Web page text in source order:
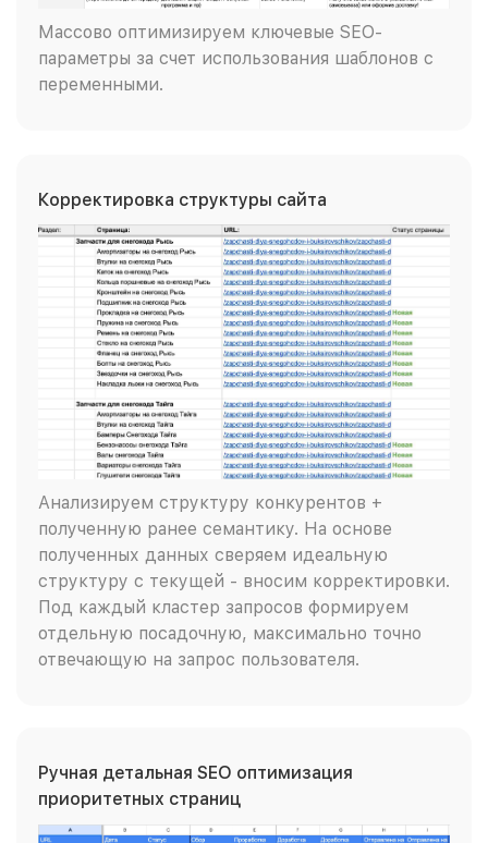
Массово оптимизируем ключевые SEO-
параметры за счет использования шаблонов с
переменными.
Корректировка структуры сайта
Анализируем структуру конкурентов +
полученную ранее семантику. На основе
полученных данных сверяем идеальную
структуру с текущей - вносим корректировки.
Под каждый кластер запросов формируем
отдельную посадочную, максимально точно
отвечающую на запрос пользователя.
Ручная детальная SEO оптимизация
приоритетных страниц